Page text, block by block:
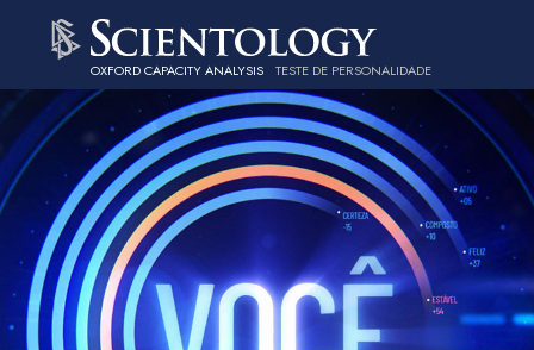
OXFORD CAPACITY ANALYSIS TESTE DE PERSONALIDADE